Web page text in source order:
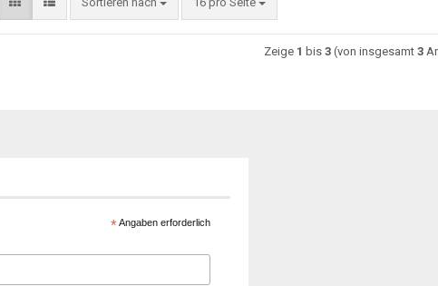
Zeige 1 bis3 (von insgesamt3
*Angaben erforderlich